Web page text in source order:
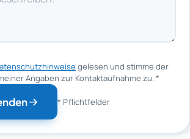
gelesen und stimme der
Angaben zur Kontaktaufnahme zu.*
* Pflichtfelder